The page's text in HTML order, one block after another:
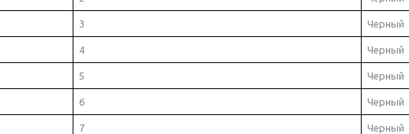
3 Черный
4 Черный
5 Черный
6 Черный
7 Черный